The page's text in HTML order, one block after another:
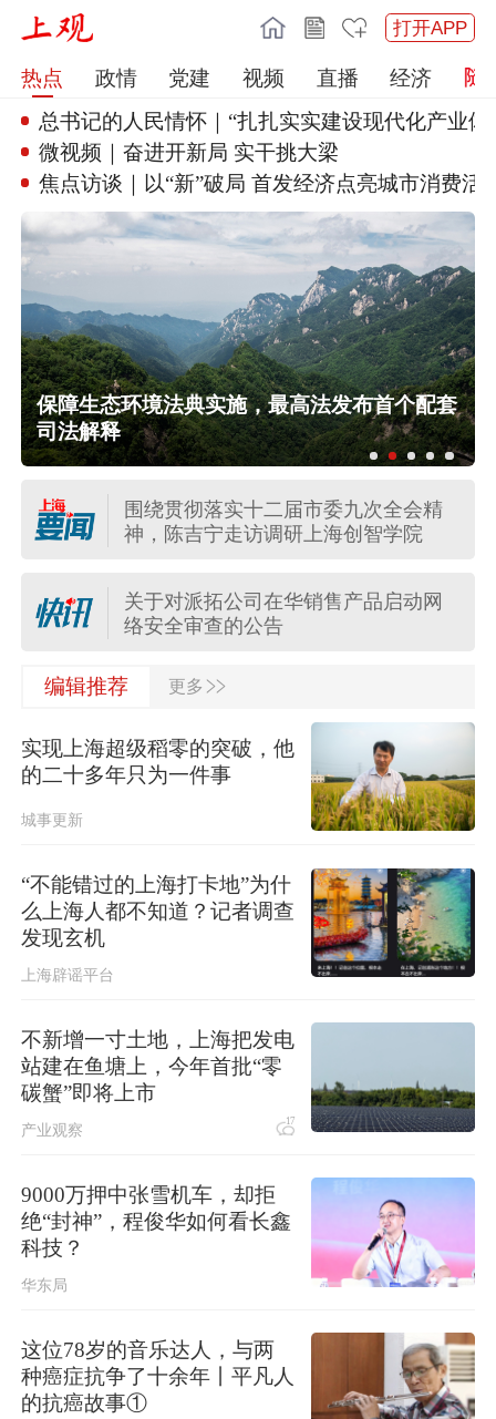
打开APP
热点 政情 党建 视频 直播
经济
总书记的人民情怀｜“扎扎实实建设现代化产业体
微视频｜奋进开新局 实干挑大梁
焦点访谈｜以“新”破局 首发经济点亮城市消费活力
保障生态环境法典实施，最高法发布首个配套
司法解释
围绕贯彻落实十二届市委九次全会精
神，陈吉宁走访调研上海创智学院
受台风“白海豚”影响，国家海洋预报台
发布海浪橙色警报
关于对派拓公司在华销售产品启动网
络安全审查的公告
台风“白海豚”影响我国已成定局 即将
任前公示半年后，胡瑞连主动投案
保障生态环境法典实施，最高法发布
发布海浪橙色警报
关于对派拓公司在华销售产品启动网
络安全审查的公告
编辑推荐 更多 >>
实现上海超级稻零的突破，他
的二十多年只为一件事
城事更新
“不能错过的上海打卡地”为什
么上海人都不知道？记者调查
发现玄机
上海辟谣平台
不新增一寸土地，上海把发电
站建在鱼塘上，今年首批“零
碳蟹”即将上市
产业观察 17
9000万押中张雪机车，却拒
绝“封神”，程俊华如何看长鑫
科技？
华东局
这位78岁的音乐达人，与两
种癌症抗争了十余年丨平凡人
的抗癌故事①